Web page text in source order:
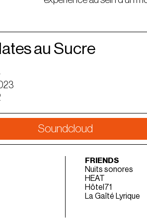
au Sucre
Soundcloud
FRIENDS
Nuits sonores
HEAT
Hôtel71
La Gaîté Lyrique